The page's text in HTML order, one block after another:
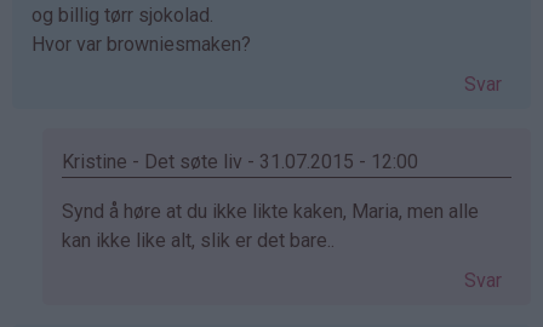
og billig tørr sjokolad.
Hvor var browniesmaken?
Svar
Kristine - Det søte liv - 31.07.2015 - 12:00
Som
svar
Synd å høre at du ikke likte kaken, Maria, men alle
kan ikke like alt, slik er det bare..
Svar